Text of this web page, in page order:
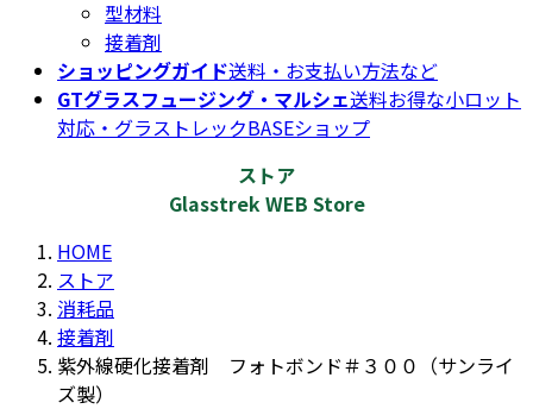
型材料
接着剤
ショッピングガイド送料・お支払い方法など
GTグラスフュージング・マルシェ送料お得な小ロット
対応・グラストレックBASEショップ
ストア
Glasstrek WEB Store
HOME
ストア
消耗品
接着剤
紫外線硬化接着剤 フォトボンド＃３００（サンライ
ズ製）